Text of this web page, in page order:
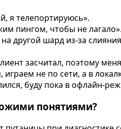
я телепортируюсь».
пингом, чтобы не лагало».
другой шард из-за
засчитал, поэтому
не по сети, а в
буду пока в офлайн-
понятиями?